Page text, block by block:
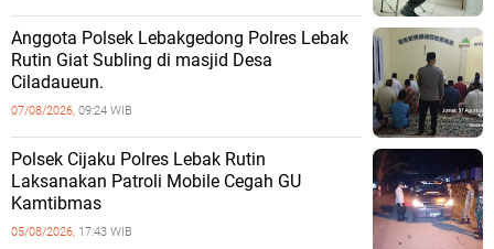
Anggota Polsek Lebakgedong Polres Lebak
Rutin Giat Subling di masjid Desa
Ciladaueun.
07/08/2026, 09:24 WIB
Polsek Cijaku Polres Lebak Rutin
Laksanakan Patroli Mobile Cegah GU
Kamtibmas
05/08/2026, 17:43 WIB